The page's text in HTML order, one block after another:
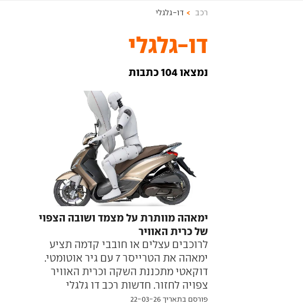
רכב דו-גלגלי
דו-גלגלי
נמצאו 104 כתבות
ימאהה מוותרת על מצמד ושובה הצפוי
של כרית האוויר
לרוכבים עצלים או חובבי קדמה תציע
ימאהה את הטרייסר 7 עם גיר אוטומטי.
דוקאטי מתכננת השקה וכרית האוויר
צפויה לחזור. חדשות רכב דו גלגלי
פורסם בתאריך 22-03-26